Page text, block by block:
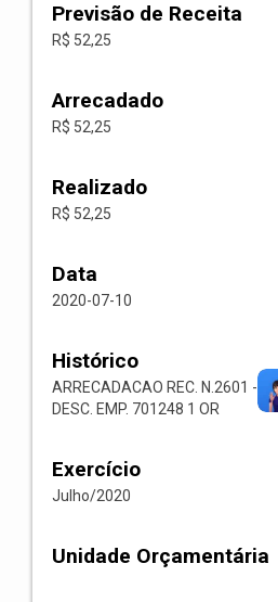
Previsão de Receita
R$ 52,25
Arrecadado
R$ 52,25
Realizado
R$ 52,25
Data
2020-07-10
Histórico
ARRECADACAO REC. N.2601 --
DESC. EMP. 701248 1 OR
Exercício
Julho/2020
Unidade Orçamentária